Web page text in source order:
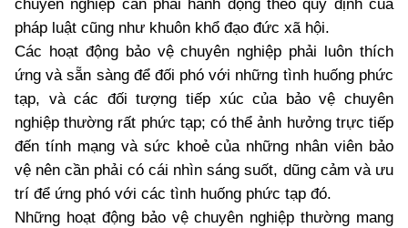
chuyên nghiệp cần phải hành động theo quy định của
pháp luật cũng như khuôn khổ đạo đức xã hội.
Các hoạt động bảo vệ chuyên nghiệp phải luôn thích
ứng và sẵn sàng để đối phó với những tình huống phức
tạp, và các đối tượng tiếp xúc của bảo vệ chuyên
nghiệp thường rất phức tạp; có thể ảnh hưởng trực tiếp
đến tính mạng và sức khoẻ của những nhân viên bảo
vệ nên cần phải có cái nhìn sáng suốt, dũng cảm và ưu
trí để ứng phó với các tình huống phức tạp đó.
Những hoạt động bảo vệ chuyên nghiệp thường mang